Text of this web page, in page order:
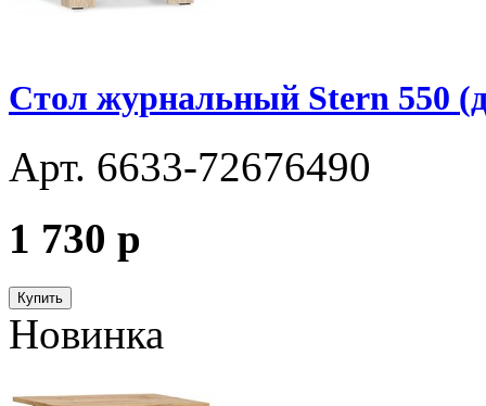
Стол журнальный Stern 550
Арт. 6633-72676490
1 730 p
Купить
Новинка